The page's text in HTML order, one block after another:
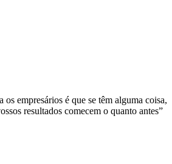
os empresários é que se têm alguma coisa,
resultados comecem o quanto antes”